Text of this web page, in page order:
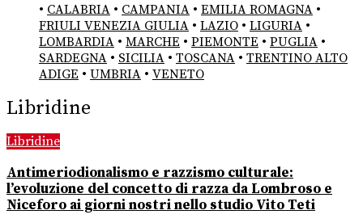
• CALABRIA • CAMPANIA • EMILIA ROMAGNA •
FRIULI VENEZIA GIULIA • LAZIO • LIGURIA •
LOMBARDIA • MARCHE • PIEMONTE • PUGLIA •
SARDEGNA • SICILIA • TOSCANA • TRENTINO ALTO
ADIGE • UMBRIA • VENETO
Libridine
Libridine
Antimeriodionalismo e razzismo culturale:
l’evoluzione del concetto di razza da Lombroso e
Niceforo ai giorni nostri nello studio Vito Teti